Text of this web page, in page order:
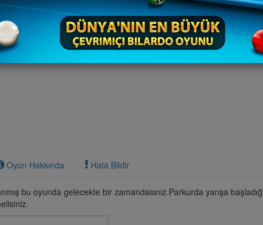
Oyun Hakkında Hata Bildir
bu oyunda gelecekte bir zamandasınız.Parkurda yarışa